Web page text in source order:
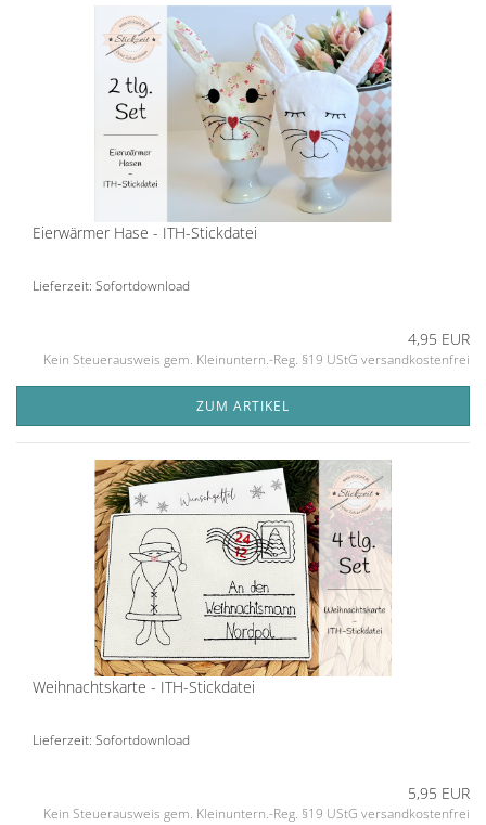
Eierwärmer Hase - ITH-Stickdatei
Lieferzeit: Sofortdownload
4,95 EUR
Kein Steuerausweis gem. Kleinuntern.-Reg. §19 UStG versandkostenfrei
ZUM ARTIKEL
Weihnachtskarte - ITH-Stickdatei
Lieferzeit: Sofortdownload
5,95 EUR
Kein Steuerausweis gem. Kleinuntern.-Reg. §19 UStG versandkostenfrei